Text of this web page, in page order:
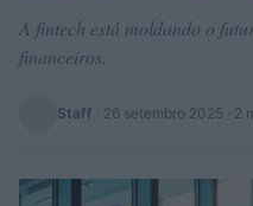
A fintech está moldando o
financeiros.
Staff · 26 setembro 2025 · 2